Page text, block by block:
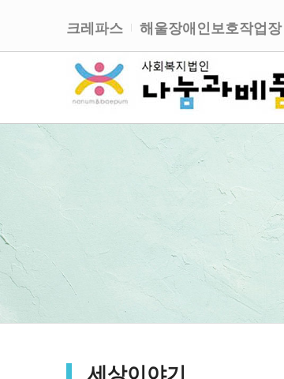
크레파스 해울장애인보호작업장
세상이야기